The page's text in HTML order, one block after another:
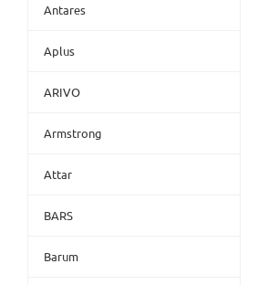
Antares
Aplus
ARIVO
Armstrong
Attar
BARS
Barum